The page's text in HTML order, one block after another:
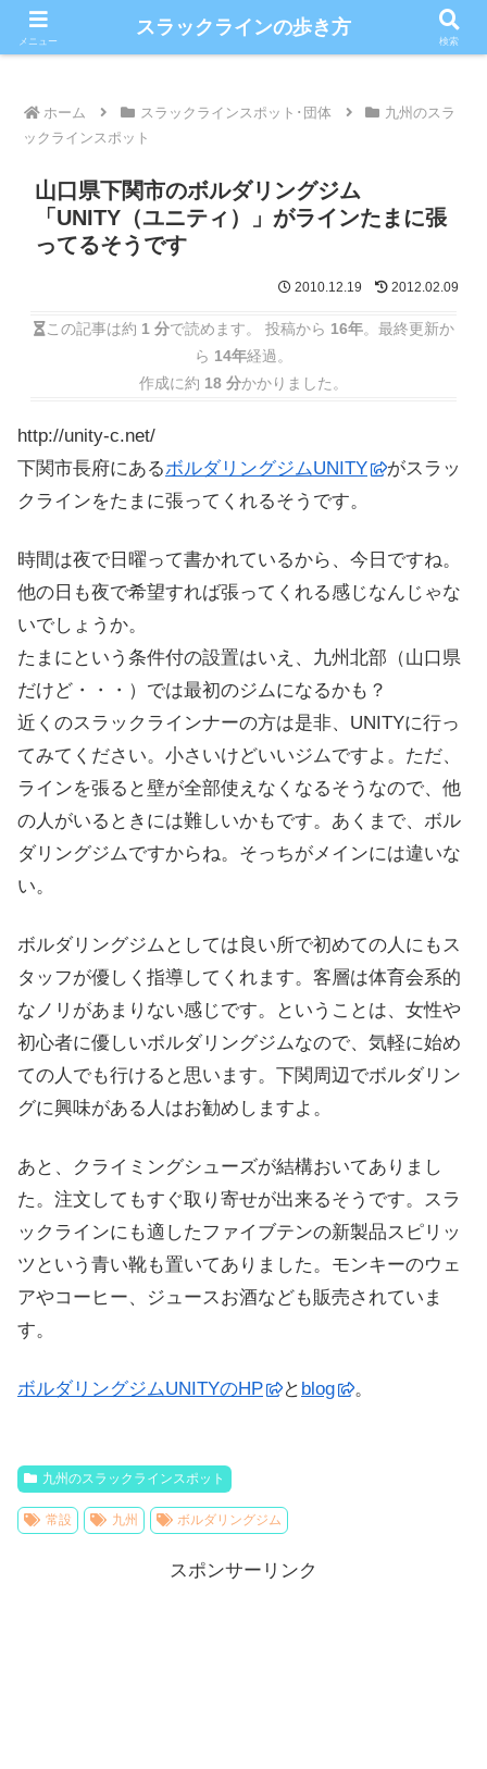
こだわりのスラックライン情報満載ブログ
ホーム スラックラインスポット･団体
九州のスラ
ックラインスポット
山口県下関市のボルダリングジム
「UNITY（ユニティ）」がラインたまに張
ってるそうです
2010.12.19 2012.02.09
この記事は約 1 分で読めます。 投稿から 16年。最終更新か
ら 14年経過。
作成に約 18 分かかりました。
http://unity-c.net/
下関市長府にあるボルダリングジムUNITY
がスラッ
クラインをたまに張ってくれるそうです。
時間は夜で日曜って書かれているから、今日ですね。
他の日も夜で希望すれば張ってくれる感じなんじゃな
いでしょうか。
たまにという条件付の設置はいえ、九州北部（山口県
だけど・・・）では最初のジムになるかも？
近くのスラックラインナーの方は是非、UNITYに行っ
てみてください。小さいけどいいジムですよ。ただ、
ラインを張ると壁が全部使えなくなるそうなので、他
の人がいるときには難しいかもです。あくまで、ボル
ダリングジムですからね。そっちがメインには違いな
い。
ボルダリングジムとしては良い所で初めての人にもス
タッフが優しく指導してくれます。客層は体育会系的
なノリがあまりない感じです。ということは、女性や
初心者に優しいボルダリングジムなので、気軽に始め
ての人でも行けると思います。下関周辺でボルダリン
グに興味がある人はお勧めしますよ。
あと、クライミングシューズが結構おいてありまし
た。注文してもすぐ取り寄せが出来るそうです。スラ
ックラインにも適したファイブテンの新製品スピリッ
ツという青い靴も置いてありました。モンキーのウェ
アやコーヒー、ジュースお酒なども販売されていま
す。
ボルダリングジムUNITYのHP と blog 。
九州のスラックラインスポット
常設 九州 ボルダリングジム
スポンサーリンク
メニュー
スラックラインの歩き方
検索